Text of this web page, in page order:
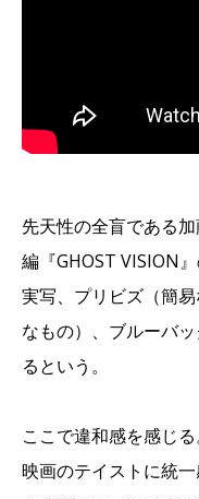
先天性の全盲である
編『GHOST VISION
実写、プリビズ（簡
なもの）、ブルーバ
るという。
ここで違和感を感じ
映画のテイストに統